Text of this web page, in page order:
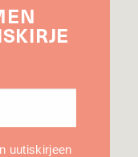
uutiskirjeen